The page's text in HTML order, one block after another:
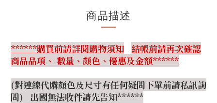
商品描述
******購買前請詳閱購物須知
結帳前請再次確認
商品品項、 數量、顏色、優惠及金額******
(對連線代購顏色及尺寸有任何疑問下單前請私訊詢
問) 出國無法收件請先告知******